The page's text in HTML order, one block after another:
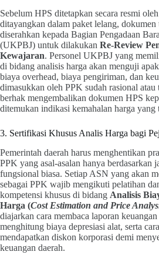
Sebelum HPS ditetapkan secara resmi
ditayangkan dalam paket lelang,
diserahkan kepada Bagian Pengadaan
(UKPBJ) untuk dilakukan Re-Review
Kewajaran. Personel UKPBJ yang
di bidang analisis harga akan menguji
biaya overhead, biaya pengiriman, dan
dimasukkan oleh PPK sudah rasional
berhak mengembalikan dokumen HPS
ditemukan indikasi kemahalan harga yang
3. Sertifikasi Khusus Analis Harga bagi
Pemerintah daerah harus menghentikan
PPK yang asal-asalan hanya berdasarkan
fungsional biasa. Setiap ASN yang akan
sebagai PPK wajib mengikuti pelatihan
kompetensi khusus di bidang Analisis
Harga (Cost Estimation and Price
diajarkan cara membaca laporan
menghitung biaya depresiasi alat, serta
mendapatkan diskon korporasi demi
keuangan daerah.